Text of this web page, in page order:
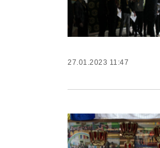
27.01.2023 11:47